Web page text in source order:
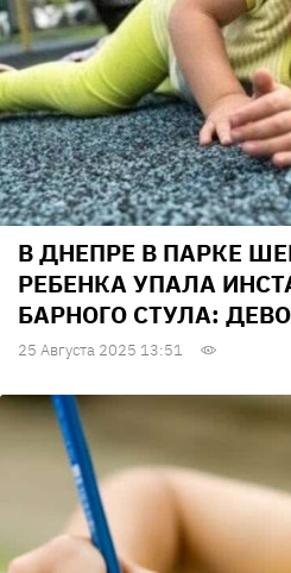
В ДНЕПРЕ В ПАРКЕ
РЕБЕНКА УПАЛА
БАРНОГО СТУЛА:
25 Августа 2025 13:51